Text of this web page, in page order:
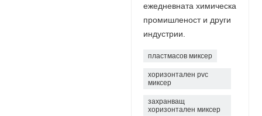
ежедневната химическа
промишленост и други
индустрии.
пластмасов миксер
хоризонтален pvc
миксер
захранващ
хоризонтален миксер